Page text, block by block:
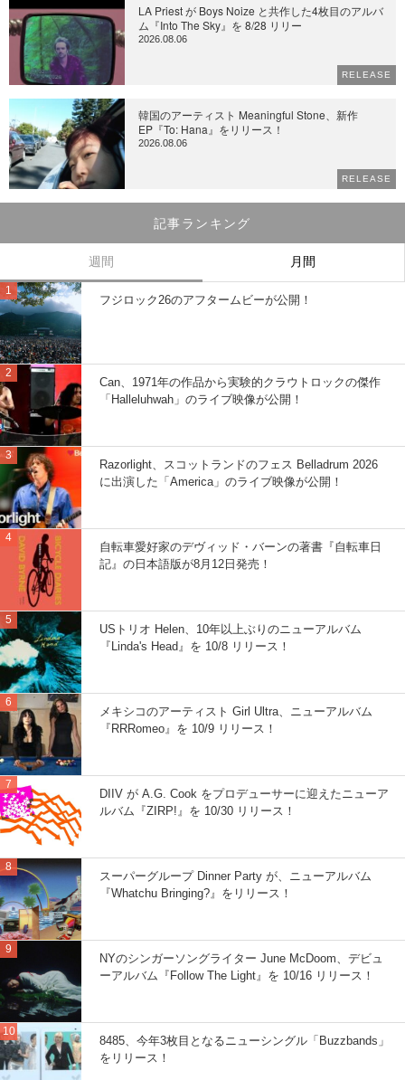
LA Priest が Boys Noize と共作した4枚目のアルバ
ム『Into The Sky』を 8/28 リリー
2026.08.06
RELEASE
韓国のアーティスト Meaningful Stone、新作
EP『To: Hana』をリリース！
2026.08.06
RELEASE
記事ランキング
週間 月間
フジロック26のアフタームビーが公開！
Can、1971年の作品から実験的クラウトロックの傑作
「Halleluhwah」のライブ映像が公開！
Razorlight、スコットランドのフェス Belladrum 2026
に出演した「America」のライブ映像が公開！
自転車愛好家のデヴィッド・バーンの著書『自転車日
記』の日本語版が8月12日発売！
USトリオ Helen、10年以上ぶりのニューアルバム
『Linda's Head』を 10/8 リリース！
メキシコのアーティスト Girl Ultra、ニューアルバム
『RRRomeo』を 10/9 リリース！
DIIV が A.G. Cook をプロデューサーに迎えたニューア
ルバム『ZIRP!』を 10/30 リリース！
スーパーグループ Dinner Party が、ニューアルバム
『Whatchu Bringing?』をリリース！
NYのシンガーソングライター June McDoom、デビュ
ーアルバム『Follow The Light』を 10/16 リリース！
8485、今年3枚目となるニューシングル「Buzzbands」
をリリース！